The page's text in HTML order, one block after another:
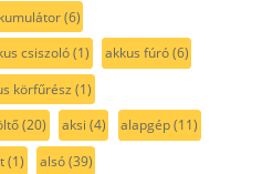
(6)
csiszoló(1) akkus fúró(6)
körfűrész (1)
(20) aksi (4) alapgép(11)
(1) alsó(39)